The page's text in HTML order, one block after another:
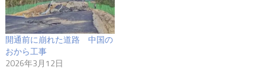
開通前に崩れた道路 中国の
おから工事
2026年3月12日